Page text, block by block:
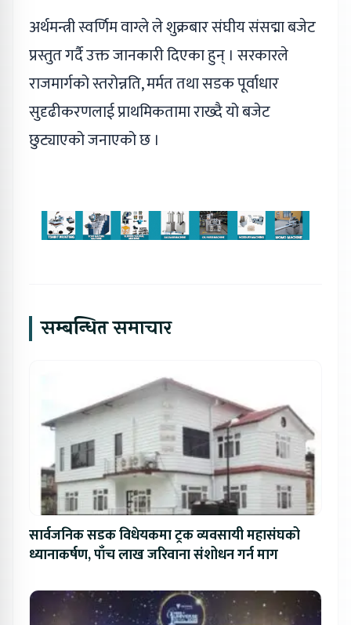
अर्थमन्त्री स्वर्णिम वाग्ले ले शुक्रबार संघीय संसद्मा बजेट
प्रस्तुत गर्दै उक्त जानकारी दिएका हुन् । सरकारले
राजमार्गको स्तरोन्नति, मर्मत तथा सडक पूर्वाधार
सुदृढीकरणलाई प्राथमिकतामा राख्दै यो बजेट
छुट्याएको जनाएको छ ।
सम्बन्धित समाचार
सार्वजनिक सडक विधेयकमा ट्रक व्यवसायी महासंघको
ध्यानाकर्षण, पाँच लाख जरिवाना संशोधन गर्न माग